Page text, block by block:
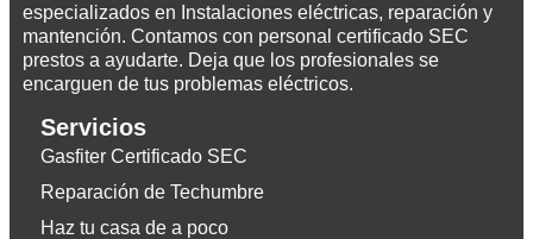
especializados en Instalaciones eléctricas, reparación y
mantención. Contamos con personal certificado SEC
prestos a ayudarte. Deja que los profesionales se
encarguen de tus problemas eléctricos.
Servicios
Gasfiter Certificado SEC
Reparación de Techumbre
Haz tu casa de a poco